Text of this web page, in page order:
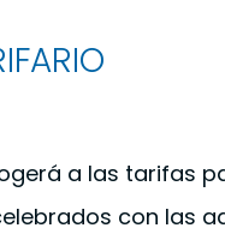
a las tarifas
con las